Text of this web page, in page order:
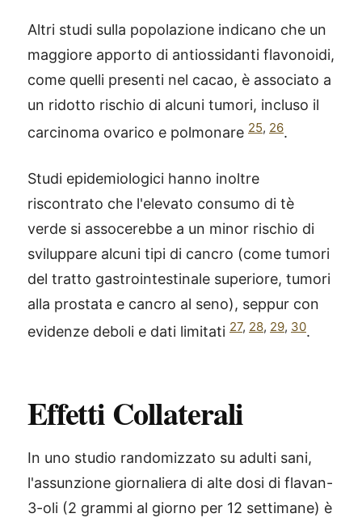
Altri studi sulla popolazione indicano che un
maggiore apporto di antiossidanti flavonoidi,
come quelli presenti nel cacao, è associato a
un ridotto rischio di alcuni tumori, incluso il
carcinoma ovarico e polmonare 25, 26.
Studi epidemiologici hanno inoltre
riscontrato che l'elevato consumo di tè
verde si assocerebbe a un minor rischio di
sviluppare alcuni tipi di cancro (come tumori
del tratto gastrointestinale superiore, tumori
alla prostata e cancro al seno), seppur con
evidenze deboli e dati limitati 27, 28, 29, 30.
Effetti Collaterali
In uno studio randomizzato su adulti sani,
l'assunzione giornaliera di alte dosi di flavan-
3-oli (2 grammi al giorno per 12 settimane) è
X115 -
SCOPRI COME FUNZIONA